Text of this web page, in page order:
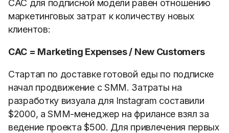
CAC для подписной модели равен отношению
маркетинговых затрат к количеству новых
клиентов:
CAC = Marketing Expenses / New Customers
Стартап по доставке готовой еды по подписке
начал продвижение с SMM. Затраты на
разработку визуала для Instagram составили
$2000, а SMM-менеджер на фрилансе взял за
ведение проекта $500. Для привлечения первых